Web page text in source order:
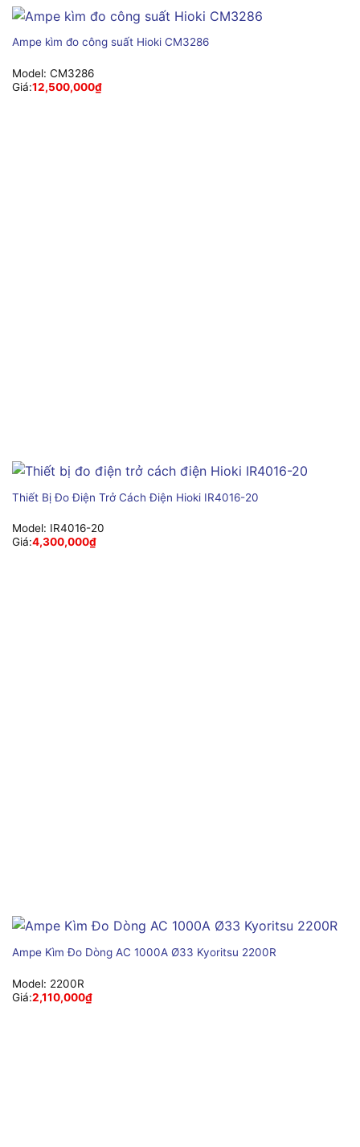
Ampe kìm đo công suất Hioki CM3286
Model: CM3286
Giá:12,500,000₫
Thiết Bị Đo Điện Trở Cách Điện Hioki IR4016-20
Model: IR4016-20
Giá:4,300,000₫
Ampe Kìm Đo Dòng AC 1000A Ø33 Kyoritsu 2200R
Model: 2200R
Giá:2,110,000₫